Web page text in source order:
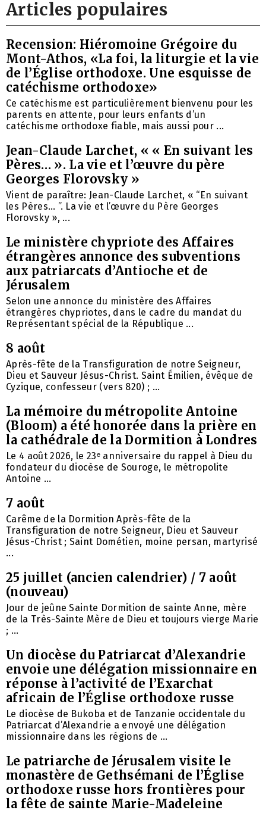
Articles populaires
Recension: Hiéromoine Grégoire du
Mont-Athos, «La foi, la liturgie et la vie
de l’Église orthodoxe. Une esquisse de
catéchisme orthodoxe»
Ce catéchisme est particulièrement bienvenu pour les
parents en attente, pour leurs enfants d’un
catéchisme orthodoxe fiable, mais aussi pour ...
Jean-Claude Larchet, « « En suivant les
Pères… ». La vie et l’œuvre du père
Georges Florovsky »
Vient de paraître: Jean-Claude Larchet, « “En suivant
les Pères… ”. La vie et l’œuvre du Père Georges
Florovsky », ...
Le ministère chypriote des Affaires
étrangères annonce des subventions
aux patriarcats d’Antioche et de
Jérusalem
Selon une annonce du ministère des Affaires
étrangères chypriotes, dans le cadre du mandat du
Représentant spécial de la République ...
8 août
Après-fête de la Transfiguration de notre Seigneur,
Dieu et Sauveur Jésus-Christ. Saint Émilien, évêque de
Cyzique, confesseur (vers 820) ; ...
La mémoire du métropolite Antoine
(Bloom) a été honorée dans la prière en
la cathédrale de la Dormition à Londres
Le 4 août 2026, le 23ᵉ anniversaire du rappel à Dieu du
fondateur du diocèse de Souroge, le métropolite
Antoine ...
7 août
Carême de la Dormition Après-fête de la
Transfiguration de notre Seigneur, Dieu et Sauveur
Jésus-Christ ; Saint Dométien, moine persan, martyrisé
...
25 juillet (ancien calendrier) / 7 août
(nouveau)
Jour de jeûne Sainte Dormition de sainte Anne, mère
de la Très-Sainte Mère de Dieu et toujours vierge Marie
; ...
Un diocèse du Patriarcat d’Alexandrie
envoie une délégation missionnaire en
réponse à l’activité de l’Exarchat
africain de l’Église orthodoxe russe
Le diocèse de Bukoba et de Tanzanie occidentale du
Patriarcat d’Alexandrie a envoyé une délégation
missionnaire dans les régions de ...
Le patriarche de Jérusalem visite le
monastère de Gethsémani de l’Église
orthodoxe russe hors frontières pour
la fête de sainte Marie-Madeleine